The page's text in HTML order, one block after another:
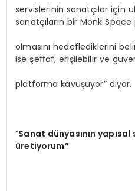
servislerinin sanatçılar için
sanatçıların bir Monk
olmasını hedeflediklerini
ise şeﬀaf, erişilebilir ve
platforma kavuşuyor” diyor.
“Sanat dünyasının
üretiyorum”